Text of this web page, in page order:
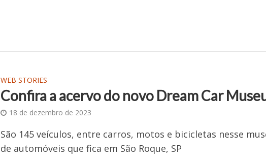
WEB STORIES
Confira a acervo do novo Dream Car
18 de dezembro de 2023
São 145 veículos, entre carros, motos e bicicletas nesse
de automóveis que fica em São Roque, SP